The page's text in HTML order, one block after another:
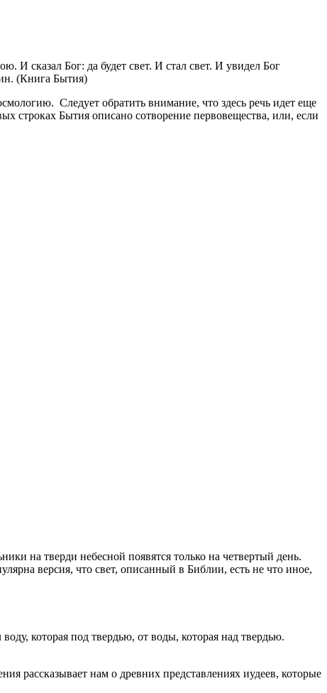
И сказал Бог: да будет свет. И стал свет. И увидел Бог
(Книга Бытия)
Следует обратить внимание, что здесь речь идет еще
строках Бытия описано сотворение первовещества, или, если
на тверди небесной появятся только на четвертый день.
версия, что свет, описанный в Библии, есть не что иное,
которая под твердью, от воды, которая над твердью.
рассказывает нам о древних представлениях иудеев, которые